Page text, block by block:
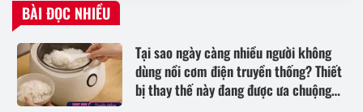
BÀI ĐỌC NHIỀU
Tại sao ngày càng nhiều người không
dùng nồi cơm điện truyền thống? Thiết
bị thay thế này đang được ưa chuộng